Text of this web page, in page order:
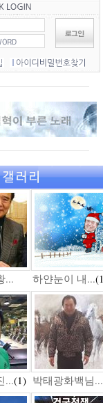
... 하얀눈이 내...
...(1) 박태광화백님...